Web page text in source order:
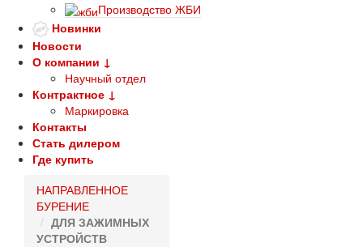
Производство ЖБИ
Новинки
Новости
О компании ↓
Научный отдел
Контрактное ↓
Маркировка
Контакты
Стать дилером
Где купить
НАПРАВЛЕННОЕ
БУРЕНИЕ
ДЛЯ ЗАЖИМНЫХ
УСТРОЙСТВ